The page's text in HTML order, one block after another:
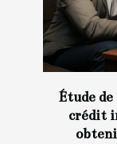
Étude
crédit